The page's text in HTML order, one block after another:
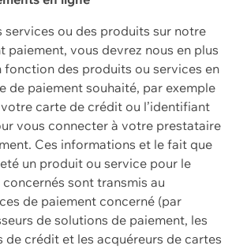
services ou des produits sur notre
paiement, vous devrez nous en plus
fonction des produits ou services en
de paiement souhaité, par exemple
carte de crédit ou l’identifiant
vous connecter à votre prestataire
Ces informations et le fait que
un produit ou service pour le
sont transmis au
de paiement concerné (par
de solutions de paiement, les
de crédit et les acquéreurs de cartes